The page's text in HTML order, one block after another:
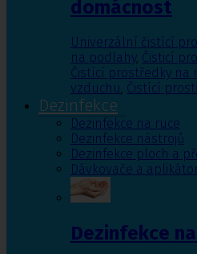
domácnost
Univerzální čistící
na podlahy, Čisticí
Čistící prostředky na
vzduchu, Čistící
Dezinfekce
Dezinfekce na ruce
Dezinfekce nástrojů
Dezinfekce ploch a
Dávkovače a
Dezinfekce